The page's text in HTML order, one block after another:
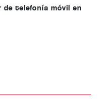
de telefonía móvil en